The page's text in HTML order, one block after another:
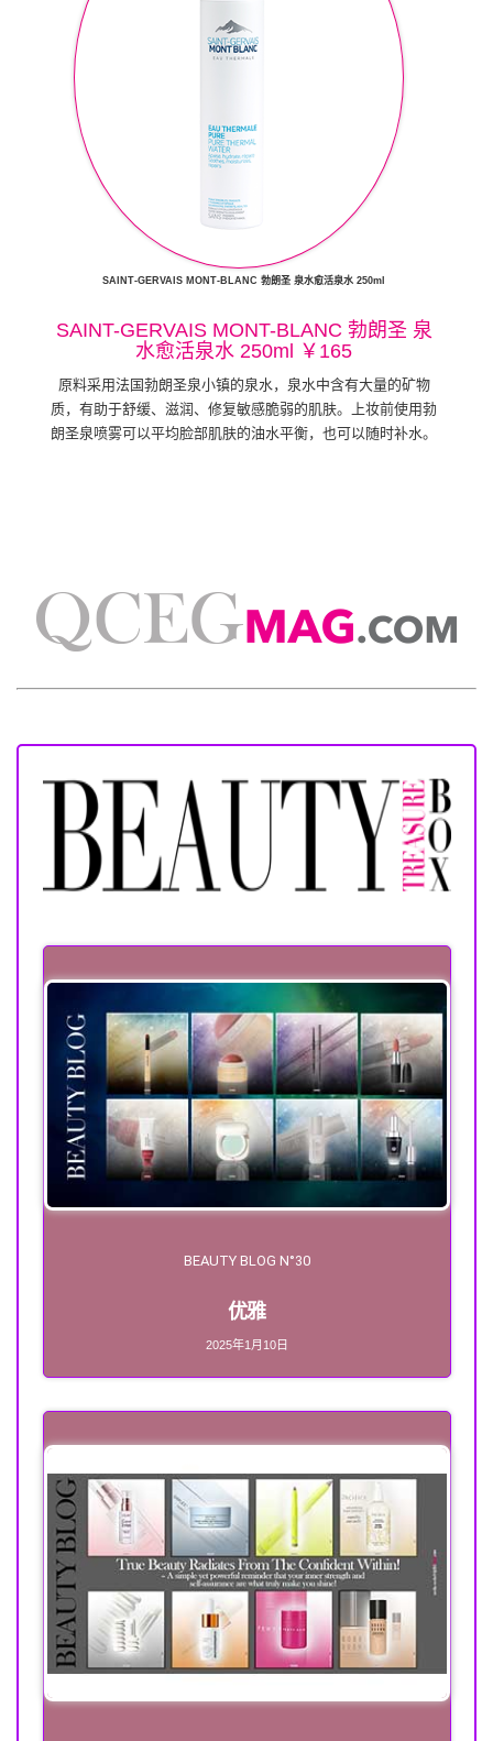
SAINT-GERVAIS MONT-BLANC 勃朗圣 泉水愈活泉水 250ml
SAINT-GERVAIS MONT-BLANC 勃朗圣 泉
水愈活泉水 250ml ￥165
原料采用法国勃朗圣泉小镇的泉水，泉水中含有大量的矿物
质，有助于舒缓、滋润、修复敏感脆弱的肌肤。上妆前使用勃
朗圣泉喷雾可以平均脸部肌肤的油水平衡，也可以随时补水。
BEAUTY BLOG N°30
优雅
2025年1月10日